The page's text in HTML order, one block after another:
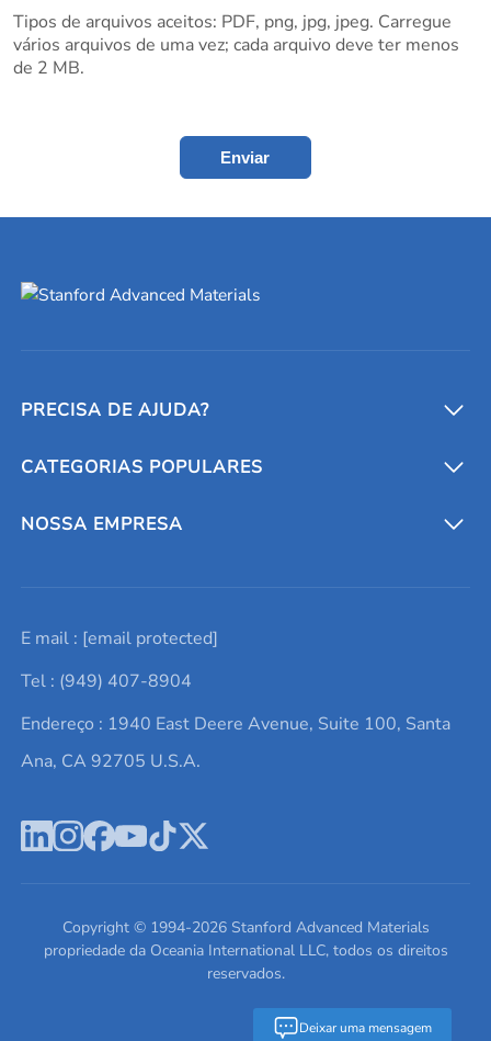
Tipos de arquivos aceitos: PDF, png, jpg, jpeg. Carregue
vários arquivos de uma vez; cada arquivo deve ter menos
de 2 MB.
Enviar
Deixar uma mensagem
PRECISA DE AJUDA?
Conversores e calculadoras
Entre em contato conosco
Lista de consultas
Termos e Condições
Política de Privacidade
CATEGORIAS POPULARES
Metais refratários
Elementos de terras raras
Alvos de pulverização catódica
Ácido hialurônico
NOSSA EMPRESA
Promoções atuais
Notícias e blogs
Estudos de caso
Escreva para nós
E mail : [email protected]
Tel : (949) 407-8904
Endereço : 1940 East Deere Avenue, Suite 100, Santa
Ana, CA 92705 U.S.A.
Copyright © 1994-2026Stanford Advanced Materials
propriedade da Oceania International LLC, todos os direitos
reservados.